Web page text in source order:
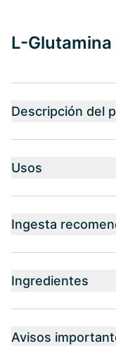
L-
Descripción del
Usos
Ingesta
Ingredientes
Avisos